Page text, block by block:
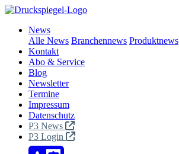
News
Alle News Branchennews Produktnews
Kontakt
Abo & Service
Blog
Newsletter
Termine
Impressum
Datenschutz
P3 News
P3 Login